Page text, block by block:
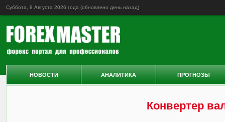
Суббота, 8 Августа 2026 года (обновлено день назад)
Конвертер
НОВОСТИ АНАЛИТИКА ПРОГНОЗЫ